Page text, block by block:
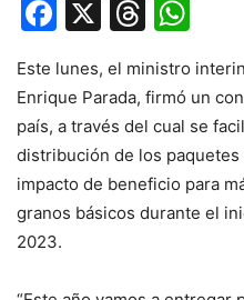
Facebook
X
Este lunes, el ministro
Enrique Parada, firmó un
país, a través del cual se
distribución de los
impacto de beneficio para
granos básicos durante el
2023.